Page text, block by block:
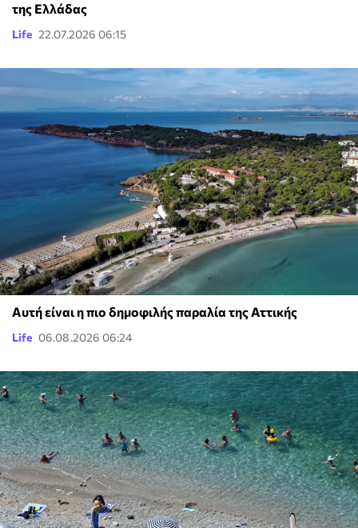
της Ελλάδας
Life 22.07.2026 06:15
Αυτή είναι η πιο δημοφιλής παραλία της Αττικής
Life 06.08.2026 06:24